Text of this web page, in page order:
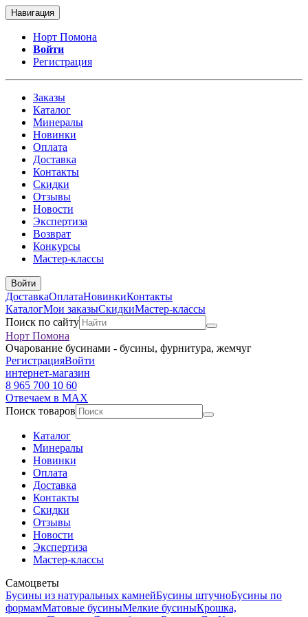
Навигация
Норт Помона
Войти
Регистрация
Заказы
Каталог
Минералы
Новинки
Оплата
Доставка
Контакты
Скидки
Отзывы
Новости
Экспертиза
Возврат
Конкурсы
Мастер-классы
Войти
ДоставкаОплатаНовинкиКонтакты
КаталогМои заказыСкидкиМастер-классы
Поиск по сайту
Норт Помона
Очарование бусинами - бусины, фурнитура, жемчуг
РегистрацияВойти
интернет-магазин
8 965 700 10 60
Отвечаем в MAX
Поиск товаров
Каталог
Минералы
Новинки
Оплата
Доставка
Контакты
Скидки
Отзывы
Новости
Экспертиза
Мастер-классы
Самоцветы
Бусины из натуральных камнейБусины штучноБусины по
формамМатовые бусиныМелкие бусиныКрошка,